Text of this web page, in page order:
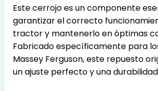
Este cerrojo es un componente
garantizar el correcto
tractor y mantenerlo en óptimas
Fabricado específicamente para
Massey Ferguson, este repuesto
un ajuste perfecto y una